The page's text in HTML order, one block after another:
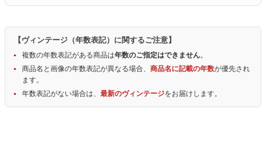
【ヴィンテージ（年数表記）に関するご注意】
複数の年数表記がある商品は年数のご指定はできません。
商品名と画像の年数表記が異なる場合、 商品名に記載の年数が優先され
ます。
年数表記がない場合は、 最新のヴィンテージをお届けします。